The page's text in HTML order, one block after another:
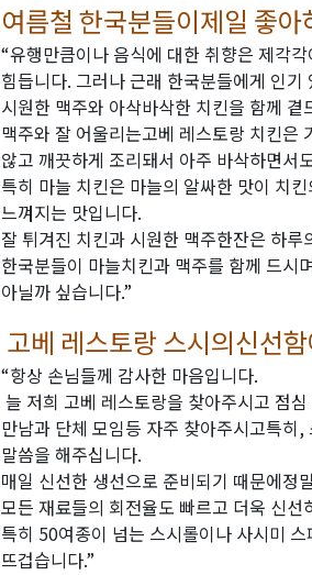
여름철 한국분들이제일 좋아
“유행만큼이나 음식에 대한 취향은 제각
힘듭니다. 그러나 근래 한국분들에게 인
시원한 맥주와 아삭바삭한 치킨을 함께
맥주와 잘 어울리는고베 레스토랑 치킨은
않고 깨끗하게 조리돼서 아주 바삭하면서
특히 마늘 치킨은 마늘의 알싸한 맛이 치
느껴지는 맛입니다.
잘 튀겨진 치킨과 시원한 맥주한잔은 하
한국분들이 마늘치킨과 맥주를 함께 드시
아닐까 싶습니다.”
고베 레스토랑 스시의신선
“항상 손님들께 감사한 마음입니다.
늘 저희 고베 레스토랑을 찾아주시고 점
만남과 단체 모임등 자주 찾아주시고특히
말씀을 해주십니다.
매일 신선한 생선으로 준비되기 때문에정
모든 재료들의 회전율도 빠르고 더욱 신
특히 50여종이 넘는 스시롤이나 사시미
뜨겁습니다.”